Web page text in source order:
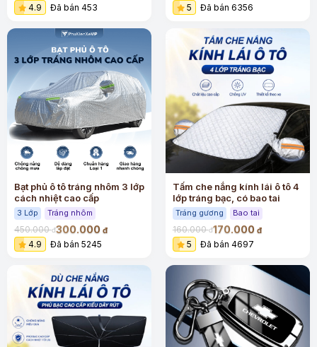
4.9 Đã bán 453 5 Đã bán 6356
Bạt phủ ô tô tráng nhôm 3 lớp
cách nhiệt cao cấp
3 Lớp Tráng nhôm
450.000đ300.000 đ
4.9 Đã bán 5245
Tấm che nắng kính lái ô tô 4
lớp tráng bạc, có bao tai
Tráng gương Bao tai
160.000đ170.000 đ
5 Đã bán 4697